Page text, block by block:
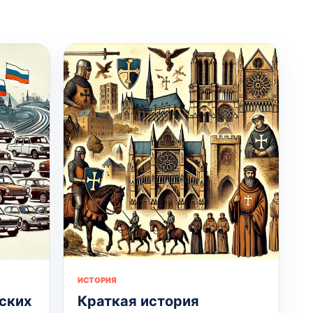
ИСТОРИЯ
Краткая история